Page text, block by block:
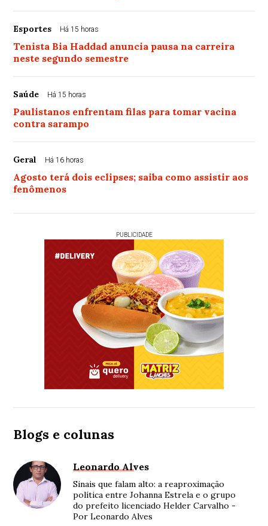
Esportes Há 15 horas
Tenista Bia Haddad anuncia pausa na carreira
neste segundo semestre
Saúde Há 15 horas
Paulistanos enfrentam filas para tomar vacina
contra sarampo
Geral Há 16 horas
Agosto terá dois eclipses; saiba como assistir aos
fenômenos
PUBLICIDADE
Blogs e colunas
Leonardo Alves
Sinais que falam alto: a reaproximação
política entre Johanna Estrela e o grupo
do prefeito licenciado Helder Carvalho -
Por Leonardo Alves